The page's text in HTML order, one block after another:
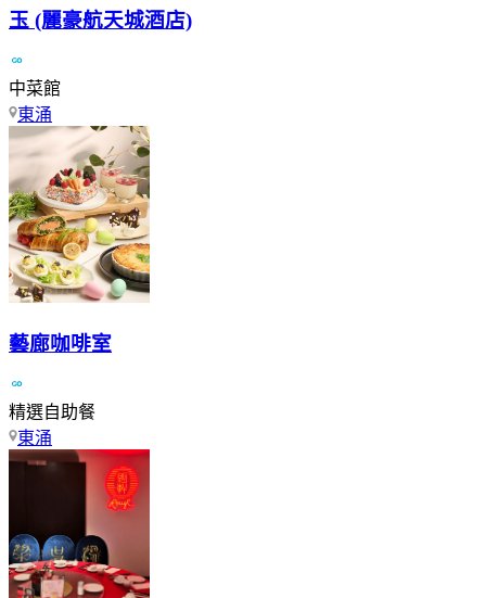
玉 (麗豪航天城酒店)
中菜館
東涌
藝廊咖啡室
精選自助餐
東涌